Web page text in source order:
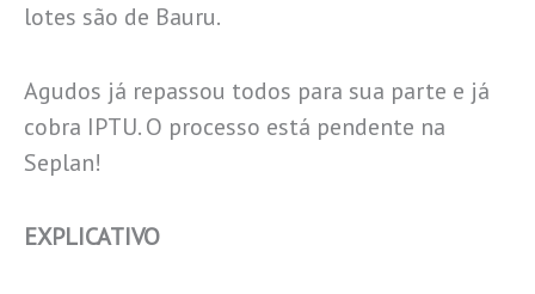
lotes são de Bauru.
Agudos já repassou todos para sua parte e já
cobra IPTU. O processo está pendente na
Seplan!
EXPLICATIVO